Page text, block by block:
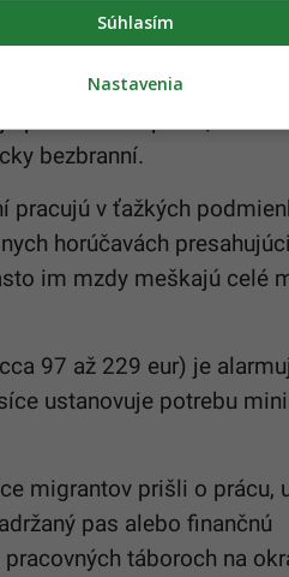
pasov
viažu pobyt a
obmedzuje jeho
bezbranní.
pracujú v ťažkých
horúčavách
im mzdy meškajú celé
97 až 229 eur) je
ustanovuje potrebu
migrantov prišli o prácu,
pas alebo finančnú
táboroch na
Súhlasím
Nastavenia